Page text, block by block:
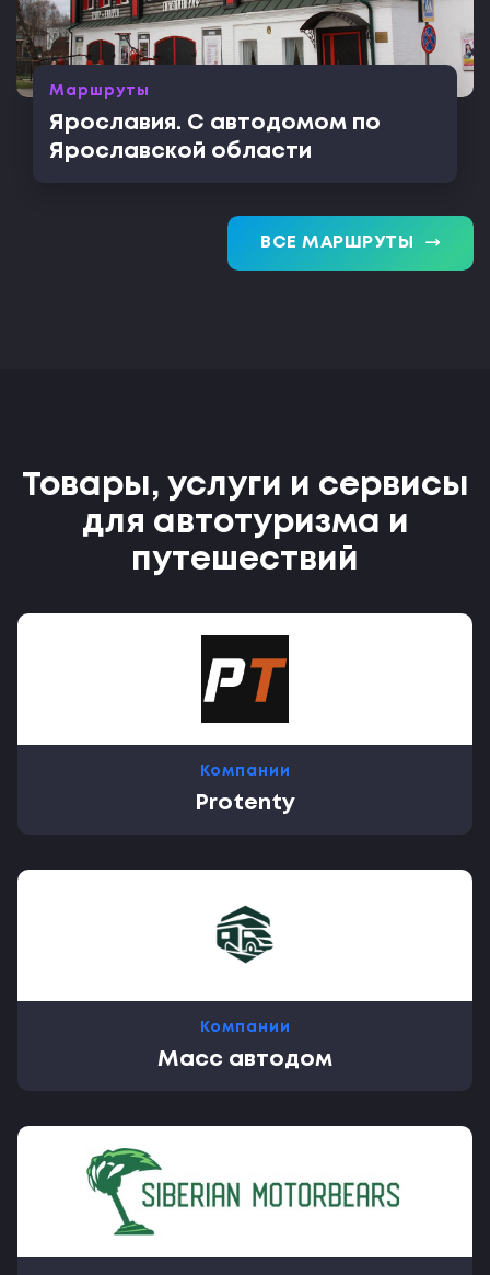
Маршруты
Ярославия. С автодомом по
Ярославской области
ВСЕ МАРШРУТЫ trending_flat
Товары, услуги и сервисы
для автотуризма и
путешествий
Компании
Protenty
Компании
Масс автодом